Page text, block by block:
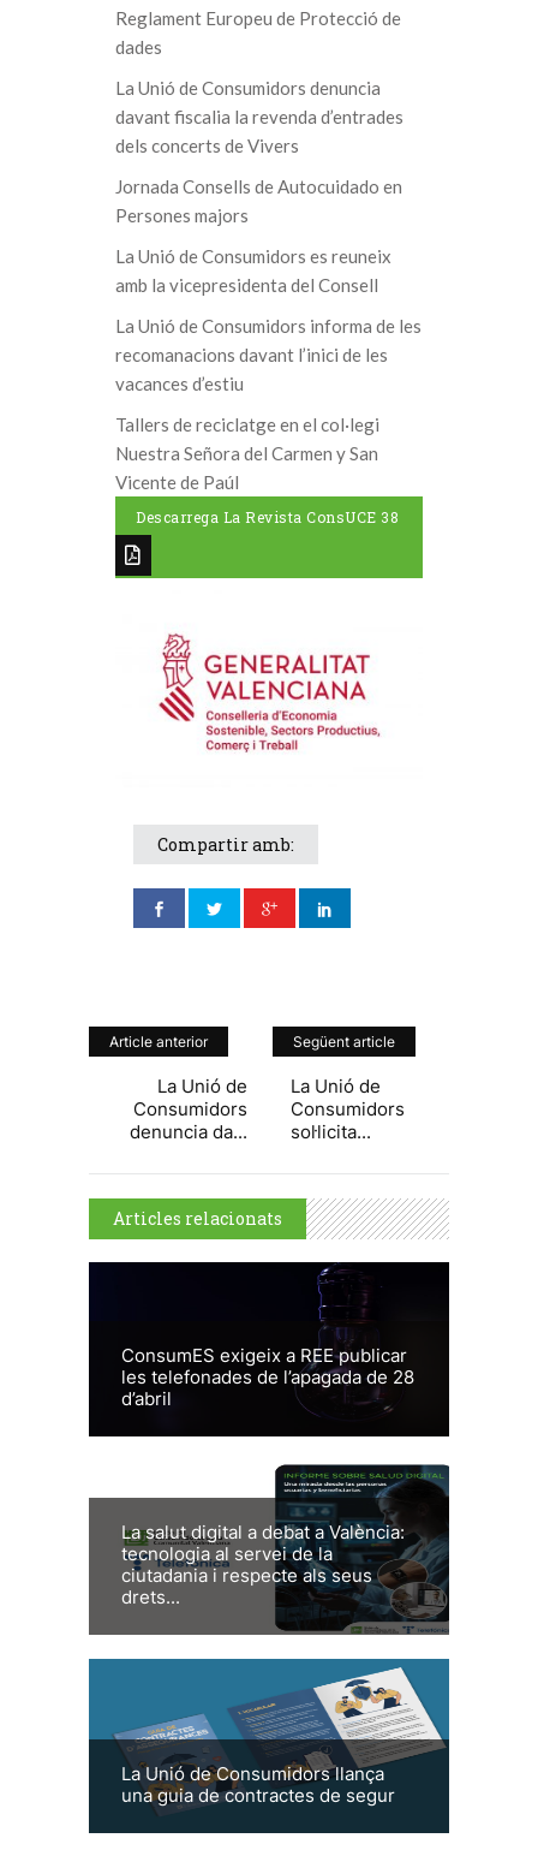
Reglament Europeu de Protecció de
dades
La Unió de Consumidors denuncia
davant fiscalia la revenda d’entrades
dels concerts de Vivers
Jornada Consells de Autocuidado en
Persones majors
La Unió de Consumidors es reuneix
amb la vicepresidenta del Consell
La Unió de Consumidors informa de les
recomanacions davant l’inici de les
vacances d’estiu
Tallers de reciclatge en el col·legi
Nuestra Señora del Carmen y San
Vicente de Paúl
Descarrega La Revista ConsUCE 38
Compartir amb:
Article anterior
La Unió de
Consumidors
denuncia da...
Següent article
La Unió de
Consumidors
sol·licita...
Articles relacionats
ConsumES exigeix a REE publicar
les telefonades de l’apagada de 28
d’abril
La salut digital a debat a València:
tecnologia al servei de la
ciutadania i respecte als seus
drets...
La Unió de Consumidors llança
una guia de contractes de segur